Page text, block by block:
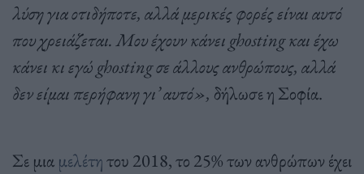
λύση για οτιδήποτε, αλλά μερικές φορές είναι αυτό
που χρειάζεται. Μου έχουν κάνει ghostingκαι έχω
κάνει κι εγώ ghostingσε άλλους ανθρώπους, αλλά
δεν είμαι περήφανη γι’ αυτό», δήλωσε η Σοφία.
Σε μια μελέτητου 2018, το 25% των ανθρώπων έχει